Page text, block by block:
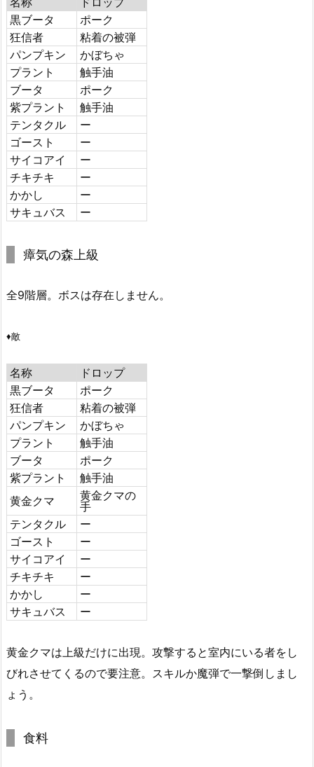
黒ブータ
ポーク
狂信者
粘着の被弾
パンプキン
かぼちゃ
プラント
触手油
ブータ
ポーク
紫プラント
触手油
テンタクル
ー
ゴースト
ー
サイコアイ
ー
チキチキ
ー
かかし
ー
サキュバス
ー
瘴気の森上級
全9階層。ボスは存在しません。
♦敵
名称
ドロップ
黒ブータ
ポーク
狂信者
粘着の被弾
パンプキン
かぼちゃ
プラント
触手油
ブータ
ポーク
紫プラント
触手油
黄金クマ
黄金クマの
手
テンタクル
ー
ゴースト
ー
サイコアイ
ー
チキチキ
ー
かかし
ー
サキュバス
ー
黄金クマは上級だけに出現。攻撃すると室内にいる者をし
びれさせてくるので要注意。スキルか魔弾で一撃倒しまし
ょう。
食料